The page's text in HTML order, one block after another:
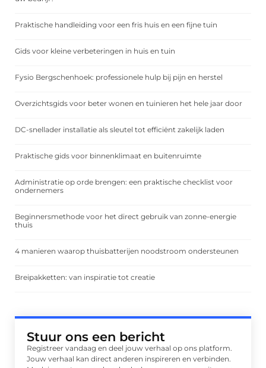
Praktische handleiding voor een fris huis en een fijne tuin
Gids voor kleine verbeteringen in huis en tuin
Fysio Bergschenhoek: professionele hulp bij pijn en herstel
Overzichtsgids voor beter wonen en tuinieren het hele jaar door
DC-snellader installatie als sleutel tot efficiënt zakelijk laden
Praktische gids voor binnenklimaat en buitenruimte
Administratie op orde brengen: een praktische checklist voor
ondernemers
Beginnersmethode voor het direct gebruik van zonne-energie
thuis
4 manieren waarop thuisbatterijen noodstroom ondersteunen
Breipakketten: van inspiratie tot creatie
Stuur ons een bericht
Registreer vandaag en deel jouw verhaal op ons platform.
Jouw verhaal kan direct anderen inspireren en verbinden.